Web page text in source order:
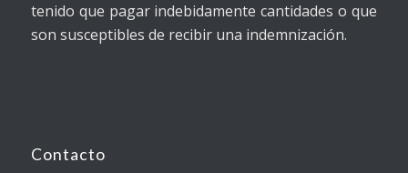
tenido que pagar indebidamente cantidades o que
son susceptibles de recibir una indemnización.
Contacto